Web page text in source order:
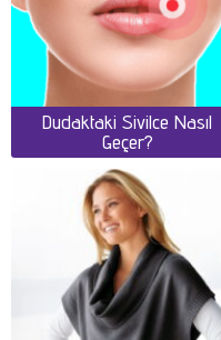
Dudaktaki Sivilce Nasıl
Geçer?